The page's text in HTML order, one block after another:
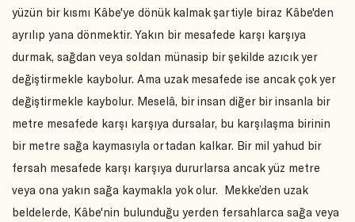
yüzün bir kısmı Kâbe'ye dönük kalmak şartiyle biraz Kâbe'den
ayrılıp yana dönmektir. Yakın bir mesafede karşı karşıya
durmak, sağdan veya soldan münasip bir şekilde azıcık yer
değiştirmekle kaybolur. Ama uzak mesafede ise ancak çok yer
değiştirmekle kaybolur. Meselâ, bir insan diğer bir insanla bir
metre mesafede karşı karşıya dursalar, bu karşılaşma birinin
bir metre sağa kaymasıyla ortadan kalkar. Bir mil yahud bir
fersah mesafede karşı karşıya dururlarsa ancak yüz metre
veya ona yakın sağa kaymakla yok olur. Mekke’den uzak
beldelerde, Kâbe'nin bulunduğu yerden fersahlarca sağa veya